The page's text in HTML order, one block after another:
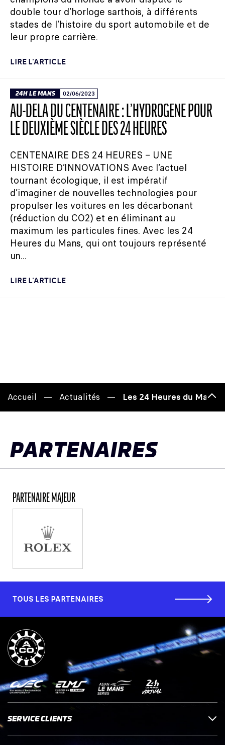
double tour d’horloge sarthois, à différents
stades de l’histoire du sport automobile et de
leur propre carrière.
LIRE L'ARTICLE
24H LE MANS 02/06/2023
AU-DELÀ DU CENTENAIRE : L’HYDROGÈNE POUR
LE DEUXIÈME SIÈCLE DES 24 HEURES
CENTENAIRE DES 24 HEURES – UNE
HISTOIRE D’INNOVATIONS Avec l’actuel
tournant écologique, il est impératif
d’imaginer de nouvelles technologies pour
propulser les voitures en les décarbonant
(réduction du CO2) et en éliminant au
maximum les particules fines. Avec les 24
Heures du Mans, qui ont toujours représenté
un...
LIRE L'ARTICLE
Accueil Actualités Les 24 Heures du Mans,
de
PARTENAIRES
PARTENAIRE MAJEUR
TOUS LES PARTENAIRES
SERVICE CLIENTS